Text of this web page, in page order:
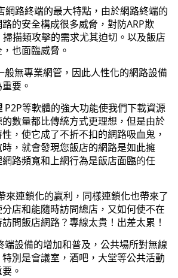
網路終端的最大特點，由於網路終端的
的安全構成很多威脅，對防ARP欺
描類攻擊的需求尤其迫切。以及飯店
也面臨威脅。
般無專業網管，因此人性化的網路設備
要。
P2P等軟體的強大功能使我們下載資源
數量都比傳統方式更理想，但是由於
，使它成了不折不扣的網路吸血鬼，
，就會發現您飯店的網路是如此擁
路頻寬和上網行為是飯店面臨的任
來連鎖化的贏利，同樣連鎖化也帶來了
店和能隨時訪問總店，又如何使不在
問飯店網路？專線太貴！出差太累！
端設備的增加和普及，公共場所對無線
別是會議室，酒吧，大堂等公共活動
。